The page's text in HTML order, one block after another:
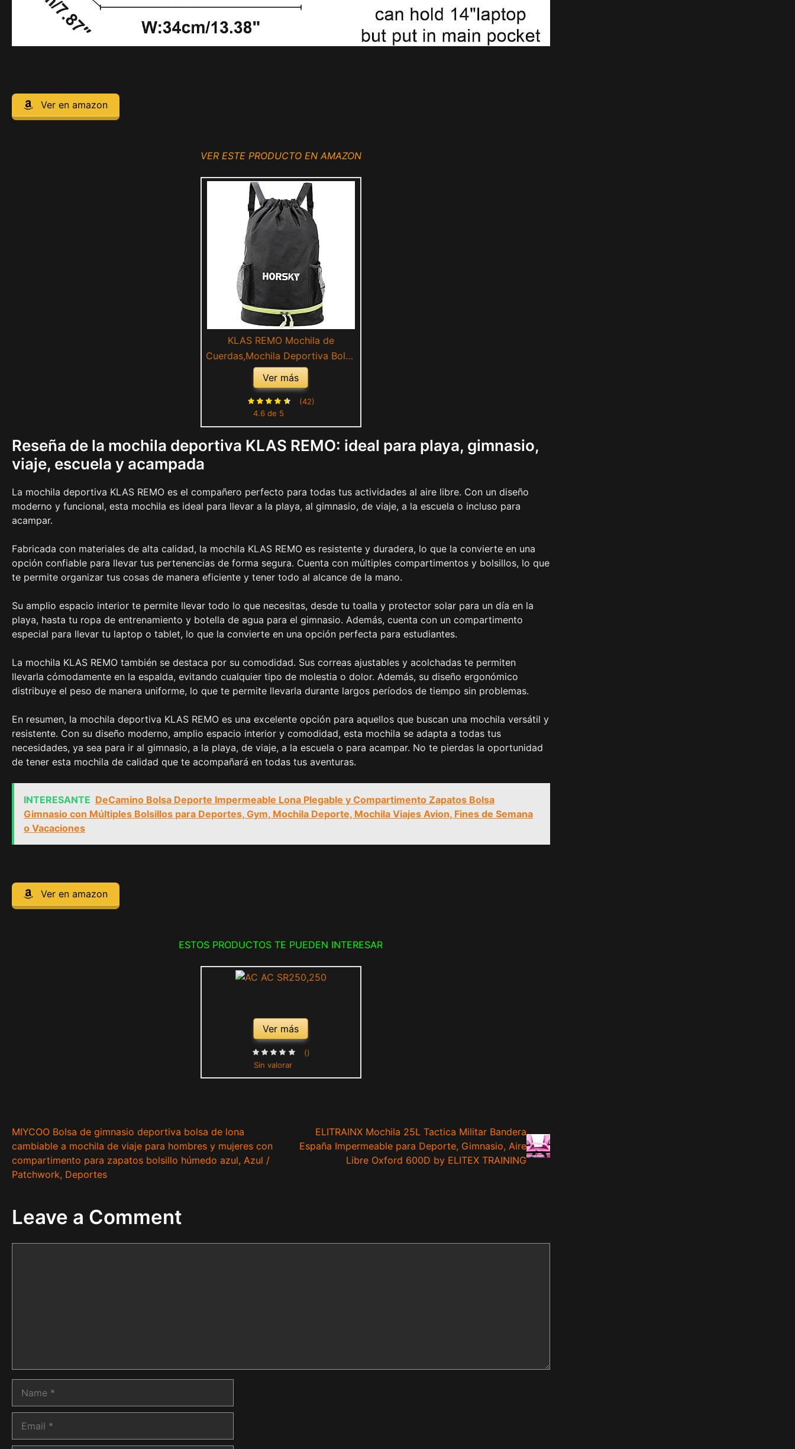
Ver en amazon
VER ESTE PRODUCTO EN AMAZON
KLAS REMO Mochila de
Cuerdas,Mochila Deportiva Bolsa
Deportiva con Bolsa Zapatos
para Hombre Mujer Niños Bolsa
de Viaje Bolsa Gimnasio-Negro y
Verde
Ver más
4.6 de 5
(42)
Reseña de la mochila deportiva KLAS REMO: ideal para playa, gimnasio,
viaje, escuela y acampada
La mochila deportiva KLAS REMO es el compañero perfecto para todas tus actividades al aire libre. Con un diseño
moderno y funcional, esta mochila es ideal para llevar a la playa, al gimnasio, de viaje, a la escuela o incluso para
acampar.
Fabricada con materiales de alta calidad, la mochila KLAS REMO es resistente y duradera, lo que la convierte en una
opción confiable para llevar tus pertenencias de forma segura. Cuenta con múltiples compartimentos y bolsillos, lo que
te permite organizar tus cosas de manera eficiente y tener todo al alcance de la mano.
Su amplio espacio interior te permite llevar todo lo que necesitas, desde tu toalla y protector solar para un día en la
playa, hasta tu ropa de entrenamiento y botella de agua para el gimnasio. Además, cuenta con un compartimento
especial para llevar tu laptop o tablet, lo que la convierte en una opción perfecta para estudiantes.
La mochila KLAS REMO también se destaca por su comodidad. Sus correas ajustables y acolchadas te permiten
llevarla cómodamente en la espalda, evitando cualquier tipo de molestia o dolor. Además, su diseño ergonómico
distribuye el peso de manera uniforme, lo que te permite llevarla durante largos períodos de tiempo sin problemas.
En resumen, la mochila deportiva KLAS REMO es una excelente opción para aquellos que buscan una mochila versátil y
resistente. Con su diseño moderno, amplio espacio interior y comodidad, esta mochila se adapta a todas tus
necesidades, ya sea para ir al gimnasio, a la playa, de viaje, a la escuela o para acampar. No te pierdas la oportunidad
de tener esta mochila de calidad que te acompañará en todas tus aventuras.
INTERESANTE DeCamino Bolsa Deporte Impermeable Lona Plegable y Compartimento Zapatos Bolsa
Gimnasio con Múltiples Bolsillos para Deportes, Gym, Mochila Deporte, Mochila Viajes Avion, Fines de Semana
o Vacaciones
Ver en amazon
ESTOS PRODUCTOS TE PUEDEN INTERESAR
Ver más
Sin valorar
()
MIYCOO Bolsa de gimnasio deportiva bolsa de lona
cambiable a mochila de viaje para hombres y mujeres con
compartimento para zapatos bolsillo húmedo azul, Azul /
Patchwork, Deportes
ELITRAINX Mochila 25L Tactica Militar Bandera
España Impermeable para Deporte, Gimnasio, Aire
Libre Oxford 600D by ELITEX TRAINING
Leave a Comment